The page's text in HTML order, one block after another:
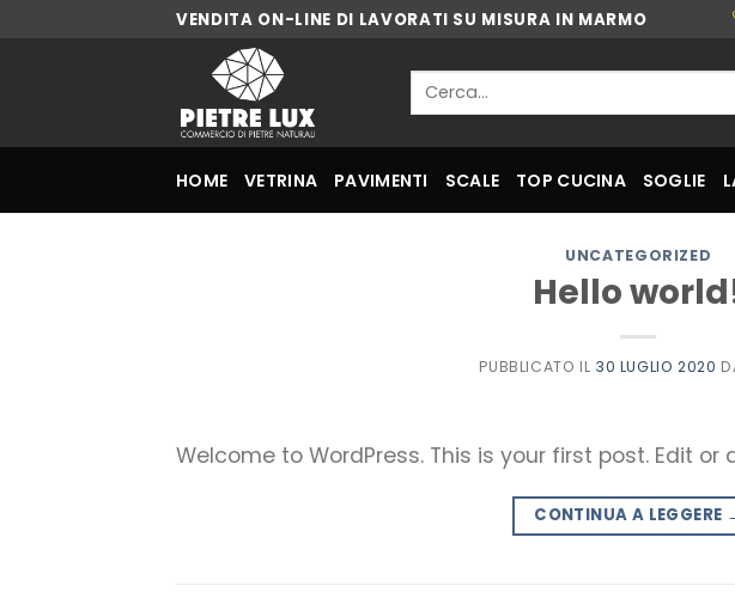
VENDITA ON-LINE DI LAVORATI SU MISURA IN MARMO
Cerca:
HOME VETRINA PAVIMENTI SCALE TOP CUCINA SOGLIE
UNCATEGORIZED
Hello
PUBBLICATO IL 30 LUGLIO 2020
Welcome to WordPress. This is your first post. Edit
CONTINUA A LEGGERE